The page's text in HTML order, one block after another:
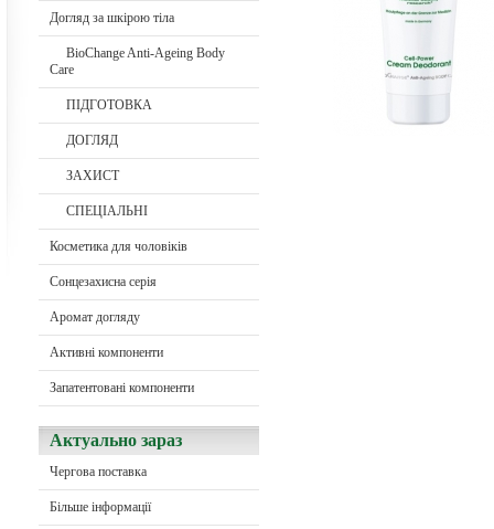
Догляд за шкірою тіла
BioChange Anti-Ageing Body
Care
ПІДГОТОВКА
ДОГЛЯД
ЗАХИСТ
СПЕЦІАЛЬНІ
Косметика для чоловіків
Сонцезахисна серія
Aромат догляду
Активні компоненти
Запатентовані компоненти
Актуально зараз
Чергова поставка
Більше інформації